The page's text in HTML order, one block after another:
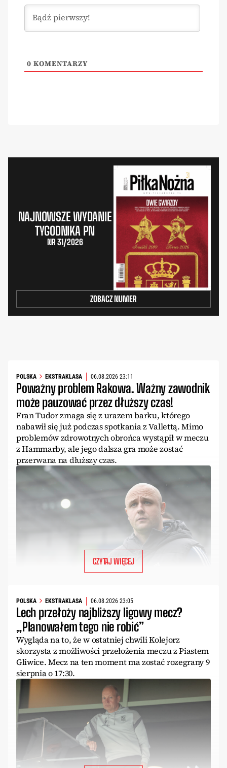
0 KOMENTARZY
NAJNOWSZE WYDANIE
TYGODNIKA PN
NR 31/2026
ZOBACZ NUMER
POLSKA EKSTRAKLASA 06.08.2026 23:11
Poważny problem Rakowa. Ważny zawodnik
może pauzować przez dłuższy czas!
Fran Tudor zmaga się z urazem barku, którego
nabawił się już podczas spotkania z Vallettą. Mimo
problemów zdrowotnych obrońca wystąpił w meczu
z Hammarby, ale jego dalsza gra może zostać
przerwana na dłuższy czas.
CZYTAJ WIĘCEJ
POLSKA EKSTRAKLASA 06.08.2026 23:05
Lech przełoży najbliższy ligowy mecz?
„Planowałem tego nie robić”
Wygląda na to, że w ostatniej chwili Kolejorz
skorzysta z możliwości przełożenia meczu z Piastem
Gliwice. Mecz na ten moment ma zostać rozegrany 9
sierpnia o 17:30.